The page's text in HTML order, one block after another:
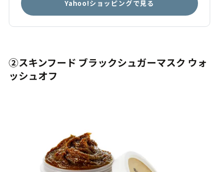
Yahoo!ショッピングで見る
②スキンフード ブラックシュガーマスク ウォ
ッシュオフ